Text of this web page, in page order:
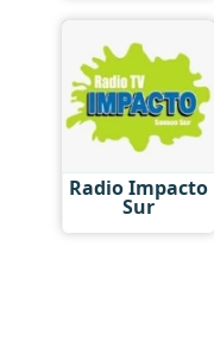
Radio Impacto
Sur